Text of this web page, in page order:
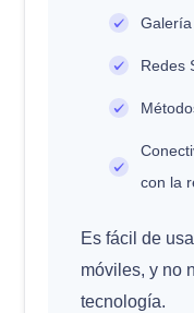
Redes
con la
Es fácil de
móviles, y no
tecnología.